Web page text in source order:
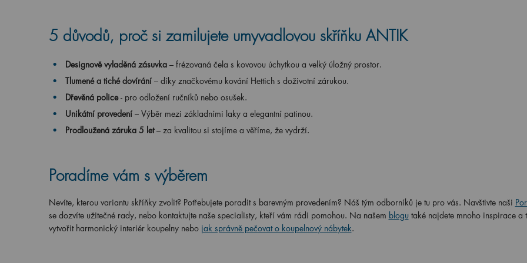
5 důvodů, proč si zamilujete umyvadlovou skříňku ANTIK
Designově vyladěná zásuvka – frézovaná čela s kovovou úchytkou a velký úložný prostor.
Tlumené a tiché dovírání – díky značkovému kování Hettich s doživotní zárukou.
Dřevěná police - pro odložení ručníků nebo osušek.
Unikátní provedení – Výběr mezi základními laky a elegantní patinou.
Prodloužená záruka 5 let – za kvalitou si stojíme a věříme, že vydrží.
Poradíme vám s výběrem
Nevíte, kterou variantu skříňky zvolit? Potřebujete poradit s barevným provedením? Náš tým odborníků je tu pro vás. Navštivte naši
se dozvíte užitečné rady, nebo kontaktujte naše specialisty, kteří vám rádi pomohou. Na našem blogu také najdete mnoho inspirace a
vytvořit harmonický interiér koupelny nebo jak správně pečovat o koupelnový nábytek.